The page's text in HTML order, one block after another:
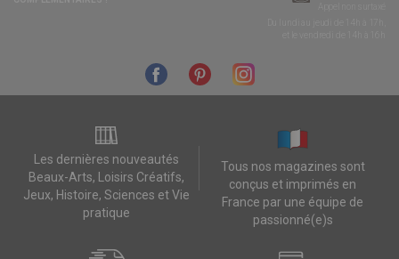
Les dernières nouveautés
Beaux-Arts, Loisirs Créatifs,
Jeux, Histoire, Sciences et Vie
pratique
Tous nos magazines sont
conçus et imprimés en
France par une équipe de
passionné(e)s